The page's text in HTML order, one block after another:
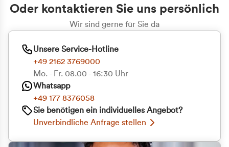
Oder kontaktieren Sie uns persönlich
Wir sind gerne für Sie da
Unsere Service-Hotline
+49 2162 3769000
Mo. - Fr. 08.00 - 16:30 Uhr
Whatsapp
+49 177 8376058
Sie benötigen ein individuelles Angebot?
Unverbindliche Anfrage stellen